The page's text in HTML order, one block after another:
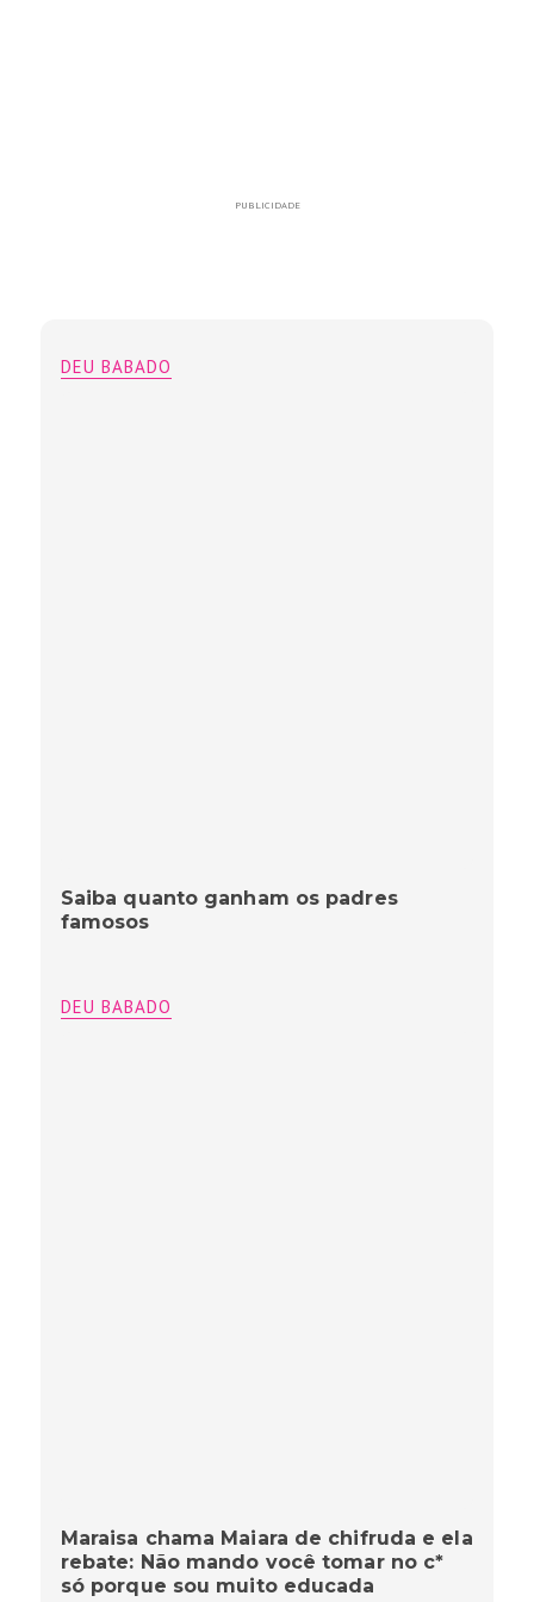
PUBLICIDADE
DEU BABADO
Saiba quanto ganham os padres
famosos
DEU BABADO
Maraisa chama Maiara de chifruda e ela
rebate: Não mando você tomar no c*
só porque sou muito educada